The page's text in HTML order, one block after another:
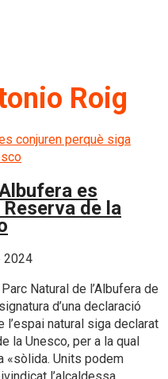
Roig
es
de la
2024
Natural de l’Albufera de
d’una declaració
natural siga declarat
la Unesco, per a la qual
«sòlida. Units podem
l’alcaldessa